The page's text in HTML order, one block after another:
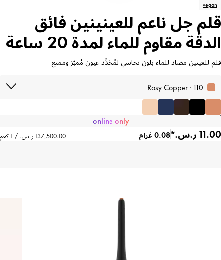
vegan
قلم جل ناعم للعينينين فائق
الدقة مقاوم للماء لمدة 20 ساعة
قلم للعينين مضاد للماء بلون نحاسي لمُحَدِّد عيون مُميّز وممتع
110 · Rosy Copper
online only
0.08 غرام